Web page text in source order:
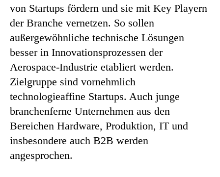
von Startups fördern und sie mit Key Playern
der Branche vernetzen. So sollen
außergewöhnliche technische Lösungen
besser in Innovationsprozessen der
Aerospace-Industrie etabliert werden.
Zielgruppe sind vornehmlich
technologieaffine Startups. Auch junge
branchenferne Unternehmen aus den
Bereichen Hardware, Produktion, IT und
insbesondere auch B2B werden
angesprochen.